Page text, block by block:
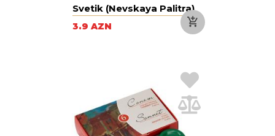
Svetik (Nevskaya Palitra)
3.9 AZN